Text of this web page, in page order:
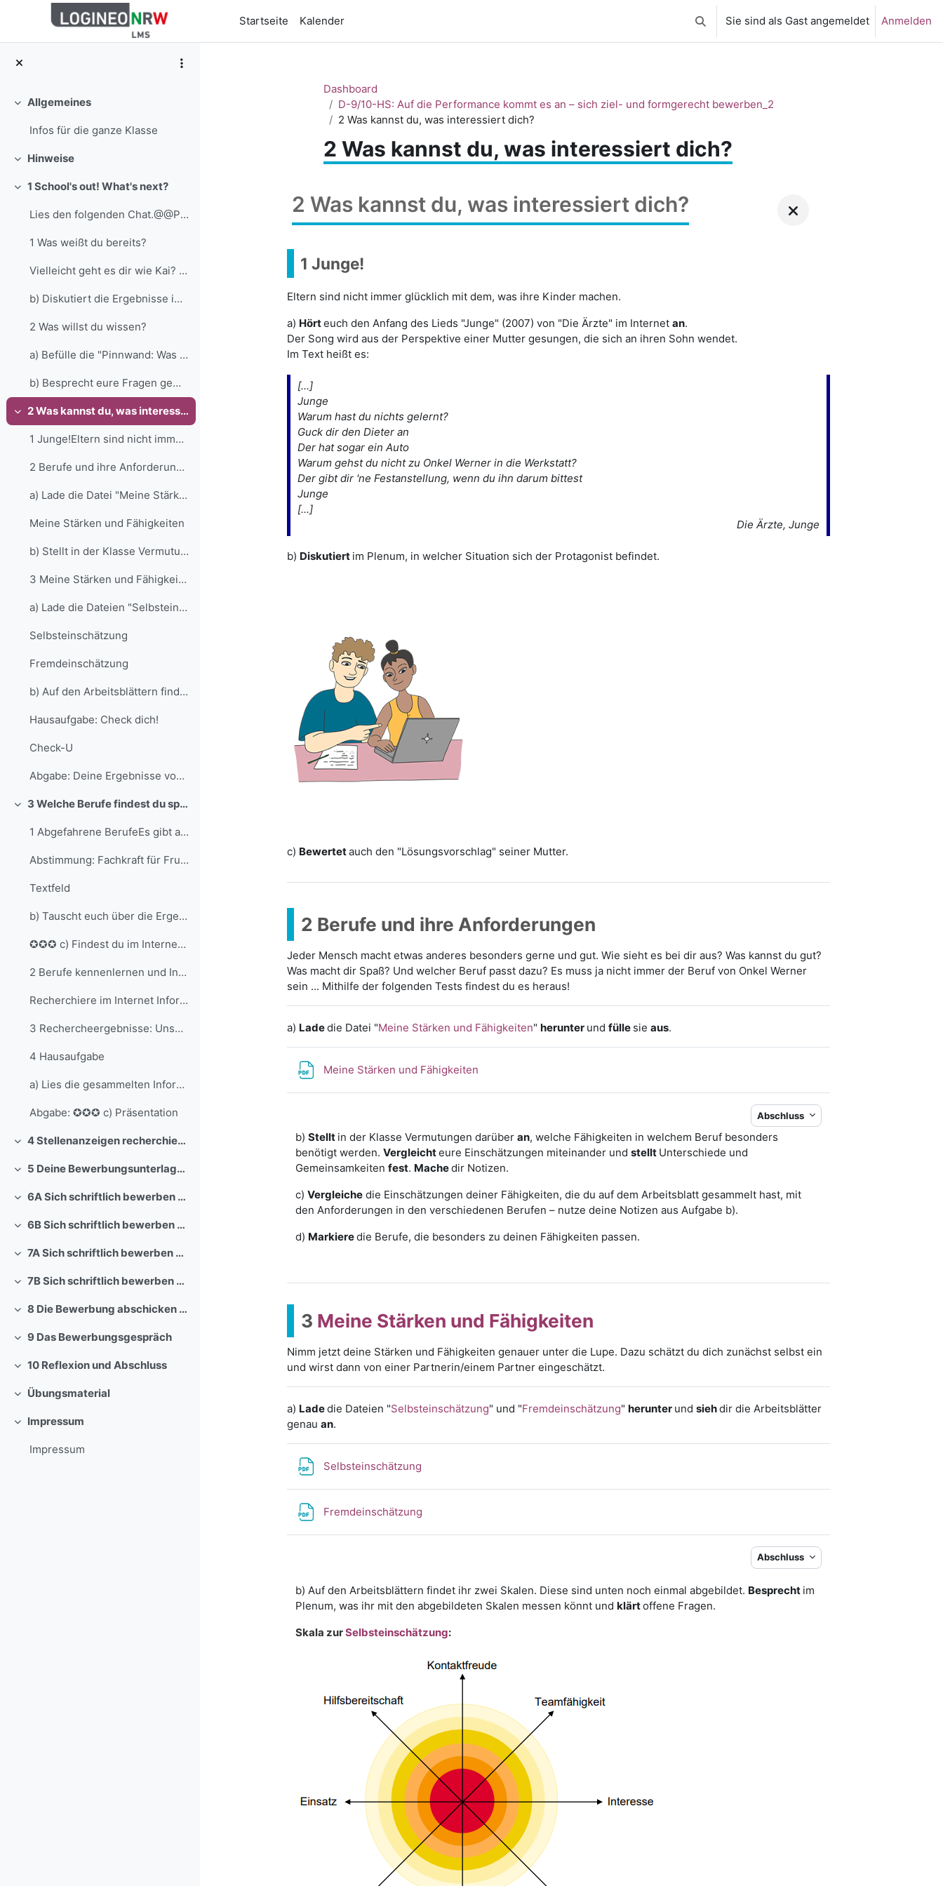
Zum Hauptinhalt
Startseite
Kalender Sucheingabe umschalten
Sie sind als Gast angemeldet Anmelden
Einklappen
Allgemeines
Infos für die ganze Klasse
Einklappen
Hinweise
Einklappen
1 School's out! What's next?
Lies den folgenden Chat.@@PLUGINFILE@@/column-3776...
1 Was weißt du bereits?
Vielleicht geht es dir wie Kai? Oder hast du schon...
b) Diskutiert die Ergebnisse im Plenum.
2 Was willst du wissen?
a) Befülle die "Pinnwand: Was wir wissen und wisse...
b) Besprecht eure Fragen gemeinsam im Plenum.&nbsp...
Einklappen 2 Was kannst du, was interessiert dich?
1 Junge!Eltern sind nicht immer glücklich mit dem,...
2 Berufe und ihre AnforderungenJeder Mensch macht ...
a) Lade die Datei "Meine Stärken und Fähigkeiten" ...
Meine Stärken und Fähigkeiten
b) Stellt in der Klasse Vermutungen darüber an, we...
3 Meine Stärken und FähigkeitenNimm jetzt deine St...
a) Lade die Dateien "Selbsteinschätzung" und "Frem...
Selbsteinschätzung
Fremdeinschätzung
b) Auf den Arbeitsblättern findet ihr zwei Skalen....
Hausaufgabe: Check dich!
Check-U
Abgabe: Deine Ergebnisse von Check-U
Einklappen 3 Welche Berufe findest du spannend?
1 Abgefahrene BerufeEs gibt auch weniger bekannte ...
Abstimmung: Fachkraft für Fruchtsafttechnik? Cool oder auf gar keinen Fall?!
Textfeld
b) Tauscht euch über die Ergebnisse der Abstimmung...
✪✪✪ c) Findest du im Internet weitere außergewöhnl...
2 Berufe kennenlernen und Informationen recherchie...
Recherchiere im Internet Informationen zu mindeste...
3 Rechercheergebnisse: Unsere Berufea) Notiere dei...
4 Hausaufgabe
a) Lies die gesammelten Informationen an der Pinnw...
Abgabe: ✪✪✪ c) Präsentation
Einklappen 4 Stellenanzeigen recherchieren und verstehen
Einklappen 5 Deine Bewerbungsunterlagen
Einklappen 6A Sich schriftlich bewerben – Der Lebenslauf
Einklappen 6B Sich schriftlich bewerben – Das Bewerbungsfoto
Einklappen 7A Sich schriftlich bewerben – Das Anschreiben
Einklappen 7B Sich schriftlich bewerben – Das Anschreiben planen und schreiben
Einklappen 8 Die Bewerbung abschicken / Bewerbungsformulare ausfüllen
Einklappen
9 Das Bewerbungsgespräch
Einklappen
10 Reflexion und Abschluss
Einklappen
Übungsmaterial
Einklappen
Impressum
Impressum
Dashboard
D-9/10-HS: Auf die Performance kommt es an – sich ziel- und formgerecht bewerben_2
2 Was kannst du, was interessiert dich?
2 Was kannst du, was interessiert dich?
2 Was kannst du, was interessiert dich?
1 Junge!
Eltern sind nicht immer glücklich mit dem, was ihre Kinder machen.
a) Hörteuch den Anfang des Lieds "Junge" (2007) von "Die Ärzte" im Internet an.
Der Song wird aus der Perspektive einer Mutter gesungen, die sich an ihren Sohn wendet.
Im Text heißt es:
[...]
Junge
Warum hast du nichts gelernt?
Guck dir den Dieter an
Der hat sogar ein Auto
Warum gehst du nicht zu Onkel Werner in die Werkstatt?
Der gibt dir 'ne Festanstellung, wenn du ihn darum bittest
Junge
[...]
Die Ärzte, Junge
b) Diskutiert im Plenum, in welcher Situation sich der Protagonist befindet.
c) Bewertetauch den "Lösungsvorschlag" seiner Mutter.
2 Berufe und ihre Anforderungen
Jeder Mensch macht etwas anderes besonders gerne und gut. Wie sieht es bei dir aus? Was kannst du gut?
Was macht dir Spaß? Und welcher Beruf passt dazu? Es muss ja nicht immer der Beruf von Onkel Werner
sein ... Mithilfe der folgenden Tests findest du es heraus!
a) Ladedie Datei "Meine Stärken und Fähigkeiten" herunter und fülle sie aus.
Meine Stärken und Fähigkeiten
Abschluss
b) Stellt in der Klasse Vermutungen darüber an, welche Fähigkeiten in welchem Beruf besonders
benötigt werden. Vergleichteure Einschätzungen miteinander und stellt Unterschiede und
Gemeinsamkeiten fest. Machedir Notizen.
c) Vergleichedie Einschätzungen deiner Fähigkeiten, die du auf dem Arbeitsblatt gesammelt hast, mit
den Anforderungen in den verschiedenen Berufen – nutze deine Notizen aus Aufgabe b).
d) Markieredie Berufe, die besonders zu deinen Fähigkeiten passen.
3 Meine Stärken und Fähigkeiten
Nimm jetzt deine Stärken und Fähigkeiten genauer unter die Lupe. Dazu schätzt du dich zunächst selbst ein
und wirst dann von einer Partnerin/einem Partner eingeschätzt.
a) Ladedie Dateien "Selbsteinschätzung" und "Fremdeinschätzung" herunter und siehdir die Arbeitsblätter
genau an.
Selbsteinschätzung
Fremdeinschätzung
Abschluss
b) Auf den Arbeitsblättern findet ihr zwei Skalen. Diese sind unten noch einmal abgebildet. Besprecht im
Plenum, was ihr mit den abgebildeten Skalen messen könnt und klärtoffene Fragen.
Skala zurSelbsteinschätzung: